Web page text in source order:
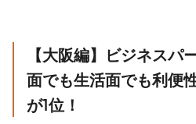
【大阪編】ビジネスパ
面でも生活面でも利便
が1位！